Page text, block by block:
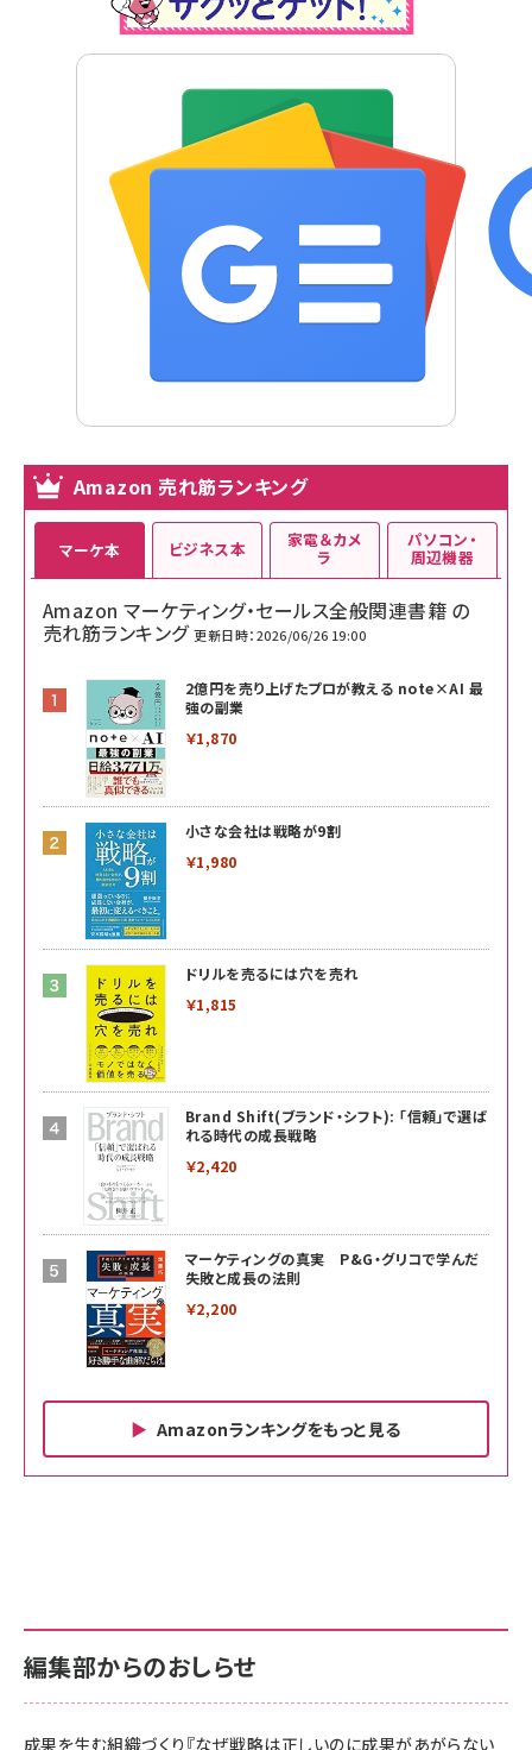
Amazon 売れ筋ランキング
マーケ本
Amazon マーケティング・セールス全般関連書籍 の
売れ筋ランキング 更新日時：2026/06/26 19:00
2億円を売り上げたプロが教える note×AI 最
強の副業
￥1,870
小さな会社は戦略が9割
￥1,980
ドリルを売るには穴を売れ
￥1,815
Brand Shift(ブランド・シフト): 「信頼」で選ば
れる時代の成長戦略
￥2,420
マーケティングの真実 P&G・グリコで学んだ
失敗と成長の法則
￥2,200
Amazonランキングをもっと見る
ビジネス本
￥880
anan(アンアン)2026/06/24号 No.2500増刊
スペシャルエディション[王道エンタメの矜持／
家電＆カメ
ラ
サポート正規品 メーカー保証5年 KLMEA128G
NIMASO ガラスフィルム iPhone 17 用 保護フィ
すい ガイド枠付き いPhone17 (6.3インチ) 対応
パソコン・
周辺機器
サポート正規品 メーカー保証5年 KLMEA128G
Amazon eギフトカード - Amazonロゴ - クラ
編集部からのおしらせ
成果を生む組織づくり『なぜ戦略は正しいのに成果があがらない